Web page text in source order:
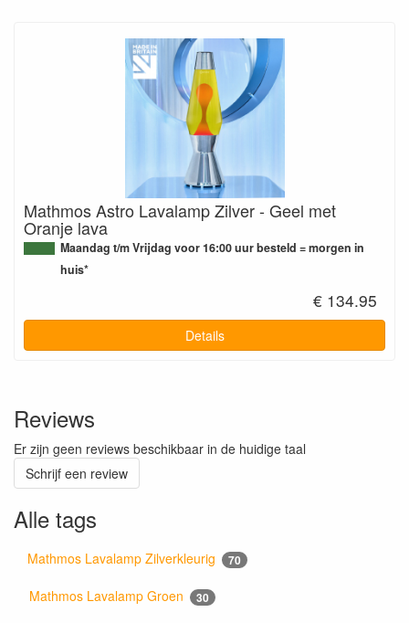
Mathmos Astro Lavalamp Zilver - Geel met
Oranje lava
Maandag t/m Vrijdag voor 16:00 uur besteld = morgen in
huis*
€ 134.95
Details
Reviews
Er zijn geen reviews beschikbaar in de huidige taal
Schrijf een review
Alle tags
Mathmos Lavalamp Zilverkleurig 70
Mathmos Lavalamp Groen 30